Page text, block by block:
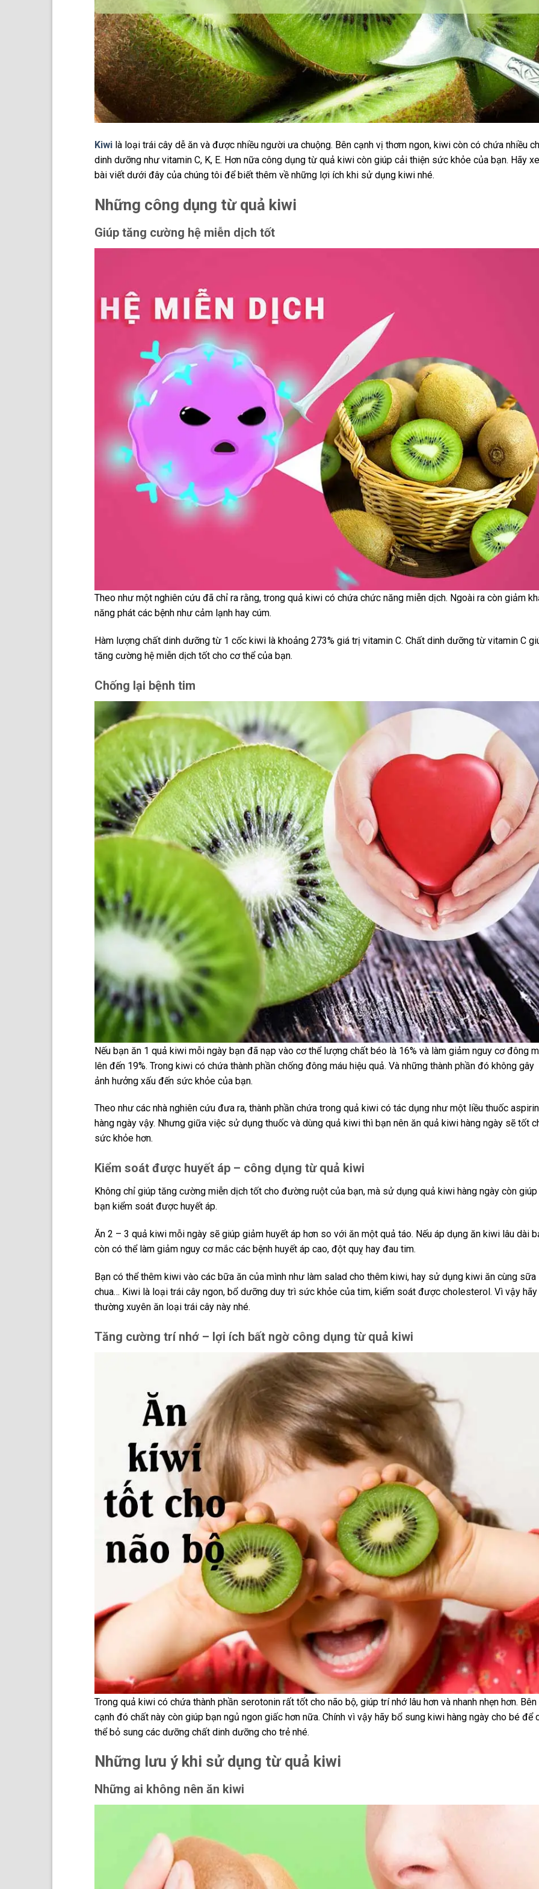
Kiwi là loại trái cây dễ ăn và được nhiều người ưa chuộng. Bên cạnh vị thơm ngon, kiwi còn có chứa nhiều
dinh dưỡng như vitamin C, K, E. Hơn nữa công dụng từ quả kiwi còn giúp cải thiện sức khỏe của bạn. Hãy
bài viết dưới đây của chúng tôi để biết thêm về những lợi ích khi sử dụng kiwi nhé.
Những công dụng từ quả kiwi
Giúp tăng cường hệ miễn dịch tốt
Theo như một nghiên cứu đã chỉ ra rằng, trong quả kiwi có chứa chức năng miễn dịch. Ngoài ra còn giảm
năng phát các bệnh như cảm lạnh hay cúm.
Hàm lượng chất dinh dưỡng từ 1 cốc kiwi là khoảng 273% giá trị vitamin C. Chất dinh dưỡng từ vitamin C
tăng cường hệ miễn dịch tốt cho cơ thể của bạn.
Chống lại bệnh tim
Nếu bạn ăn 1 quả kiwi mỗi ngày bạn đã nạp vào cơ thể lượng chất béo là 16% và làm giảm nguy cơ đông
lên đến 19%. Trong kiwi có chứa thành phần chống đông máu hiệu quả. Và những thành phần đó không gây
ảnh hưởng xấu đến sức khỏe của bạn.
Theo như các nhà nghiên cứu đưa ra, thành phần chứa trong quả kiwi có tác dụng như một liều thuốc aspirin
hàng ngày vậy. Nhưng giữa việc sử dụng thuốc và dùng quả kiwi thì bạn nên ăn quả kiwi hàng ngày sẽ tốt
sức khỏe hơn.
Kiểm soát được huyết áp – công dụng từ quả kiwi
Không chỉ giúp tăng cường miễn dịch tốt cho đường ruột của bạn, mà sử dụng quả kiwi hàng ngày còn giúp
bạn kiểm soát được huyết áp.
Ăn 2 – 3 quả kiwi mỗi ngày sẽ giúp giảm huyết áp hơn so với ăn một quả táo. Nếu áp dụng ăn kiwi lâu dài
còn có thể làm giảm nguy cơ mắc các bệnh huyết áp cao, đột quỵ hay đau tim.
Bạn có thể thêm kiwi vào các bữa ăn của mình như làm salad cho thêm kiwi, hay sử dụng kiwi ăn cùng sữa
chua… Kiwi là loại trái cây ngon, bổ dưỡng duy trì sức khỏe của tim, kiểm soát được cholesterol. Vì vậy hãy
thường xuyên ăn loại trái cây này nhé.
Tăng cường trí nhớ – lợi ích bất ngờ công dụng từ quả kiwi
Trong quả kiwi có chứa thành phần serotonin rất tốt cho não bộ, giúp trí nhớ lâu hơn và nhanh nhẹn hơn. Bên
cạnh đó chất này còn giúp bạn ngủ ngon giấc hơn nữa. Chính vì vậy hãy bổ sung kiwi hàng ngày cho bé để
thể bỏ sung các dưỡng chất dinh dưỡng cho trẻ nhé.
Những lưu ý khi sử dụng từ quả kiwi
Những ai không nên ăn kiwi